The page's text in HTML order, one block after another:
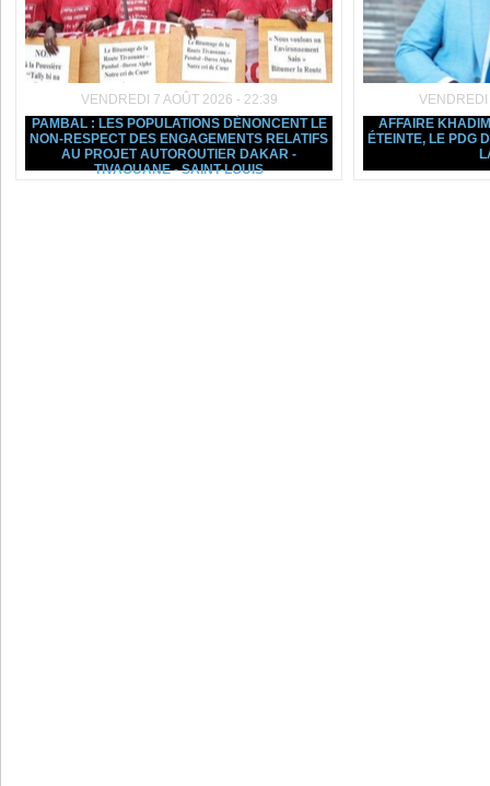
VENDREDI 7 AOÛT 2026 - 22:39
PAMBAL : LES POPULATIONS DÉNONCENT LE
NON-RESPECT DES ENGAGEMENTS RELATIFS
AU PROJET AUTOROUTIER DAKAR -
TIVAOUANE - SAINT-LOUIS
AFFAIRE
ÉTEINTE, LE PDG